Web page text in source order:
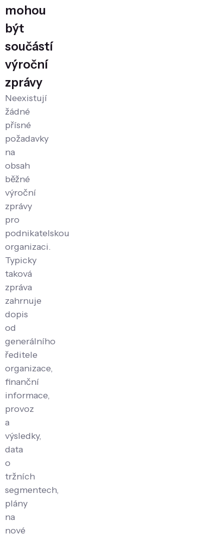
mohou
být
součástí
výroční
zprávy
Neexistují
žádné
přísné
požadavky
na
obsah
běžné
výroční
zprávy
pro
podnikatelskou
organizaci.
Typicky
taková
zpráva
zahrnuje
dopis
od
generálního
ředitele
organizace,
finanční
informace,
provoz
a
výsledky,
data
o
tržních
segmentech,
plány
na
nové